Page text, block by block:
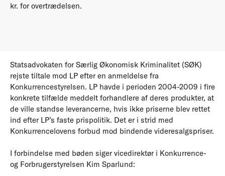
kr. for overtrædelsen.
Statsadvokaten for Særlig Økonomisk Kriminalitet (SØK)
rejste tiltale mod LP efter en anmeldelse fra
Konkurrencestyrelsen. LP havde i perioden 2004-2009 i fire
konkrete tilfælde meddelt forhandlere af deres produkter, at
de ville standse leverancerne, hvis ikke priserne blev rettet
ind efter LP’s faste prispolitik. Det er i strid med
Konkurrencelovens forbud mod bindende videresalgspriser.
I forbindelse med bøden siger vicedirektør i Konkurrence-
og Forbrugerstyrelsen Kim Sparlund: